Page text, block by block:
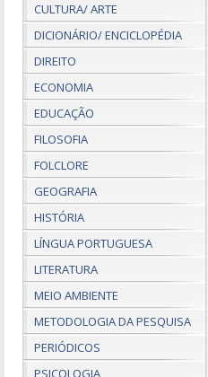
CULTURA/ ARTE
DICIONÁRIO/ ENCICLOPÉDIA
DIREITO
ECONOMIA
EDUCAÇÃO
FILOSOFIA
FOLCLORE
GEOGRAFIA
HISTÓRIA
LÍNGUA PORTUGUESA
LITERATURA
MEIO AMBIENTE
METODOLOGIA DA PESQUISA
PERIÓDICOS
PSICOLOGIA